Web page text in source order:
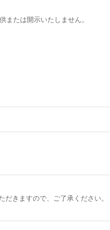
たは開示いたしません。
きますので、ご了承ください。